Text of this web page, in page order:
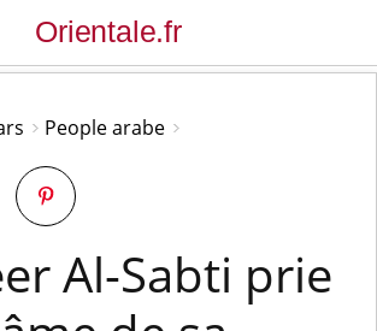
People arabe
Al-Sabti prie